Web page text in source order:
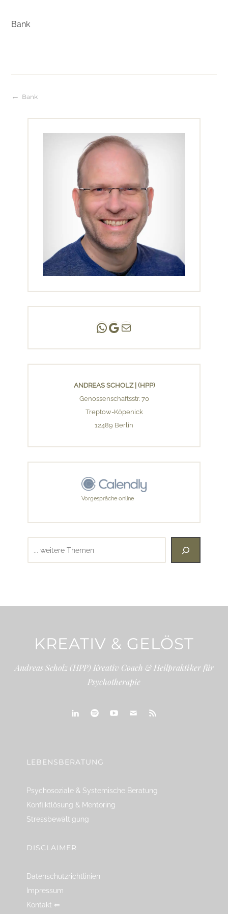
Bank
Beitragsnavigation
Bank
Andreas Scholz | (HPP)
Praxis Adlershof
E-Mail an mich ...
ANDREAS SCHOLZ | (HPP)
Genossenschaftsstr. 70
Treptow-Köpenick
12489 Berlin
Vorgespräche online
KREATIV & GELÖST
Andreas Scholz (HPP) Kreativ Coach & Heilpraktiker für
Psychotherapie
LEBENSBERATUNG
Psychosoziale & Systemische Beratung
Konfliktlösung & Mentoring
Stressbewältigung
DISCLAIMER
Datenschutzrichtlinien
Impressum
Kontakt ⇐